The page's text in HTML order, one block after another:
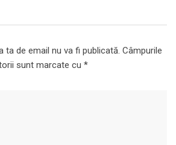
ta de email nu va fi publicată. Câmpurile
sunt marcate cu *